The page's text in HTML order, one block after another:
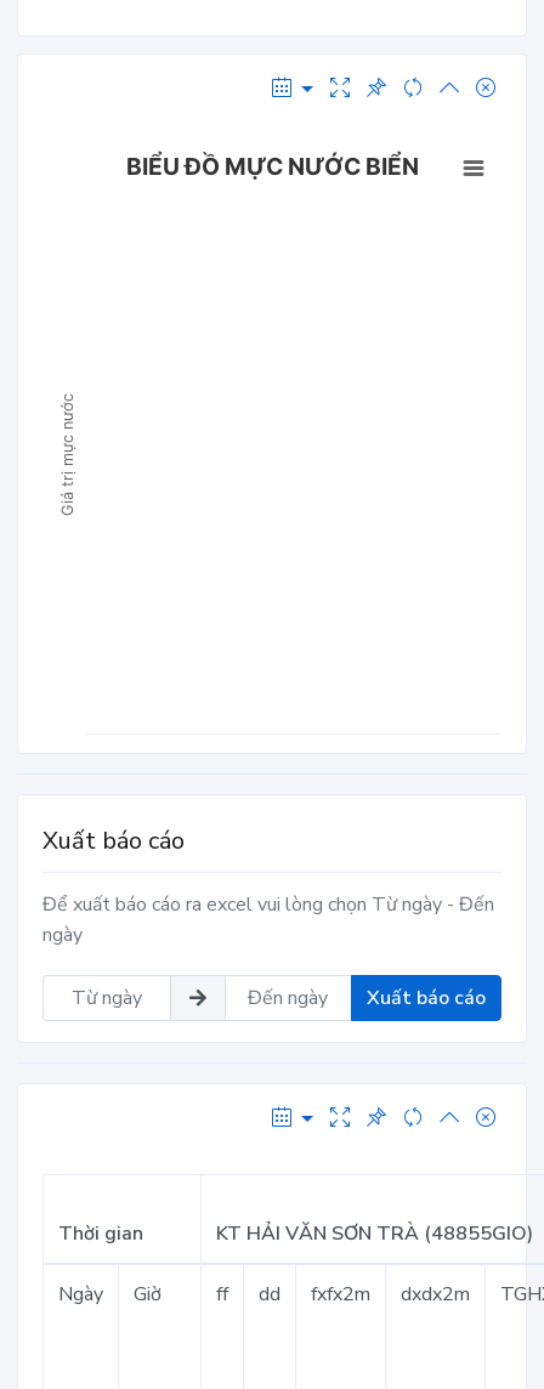
Giá trị mực nước
BIỂU ĐỒ MỰC NƯỚC BIỂN
Xuất báo cáo
Để xuất báo cáo ra excel vui lòng chọn Từ ngày - Đến
ngày
Xuất báo cáo
Thời gian KT HẢI VĂN SƠN TRÀ (48855GIO)
Ngày Giờ ff dd fxfx2m dxdx2m